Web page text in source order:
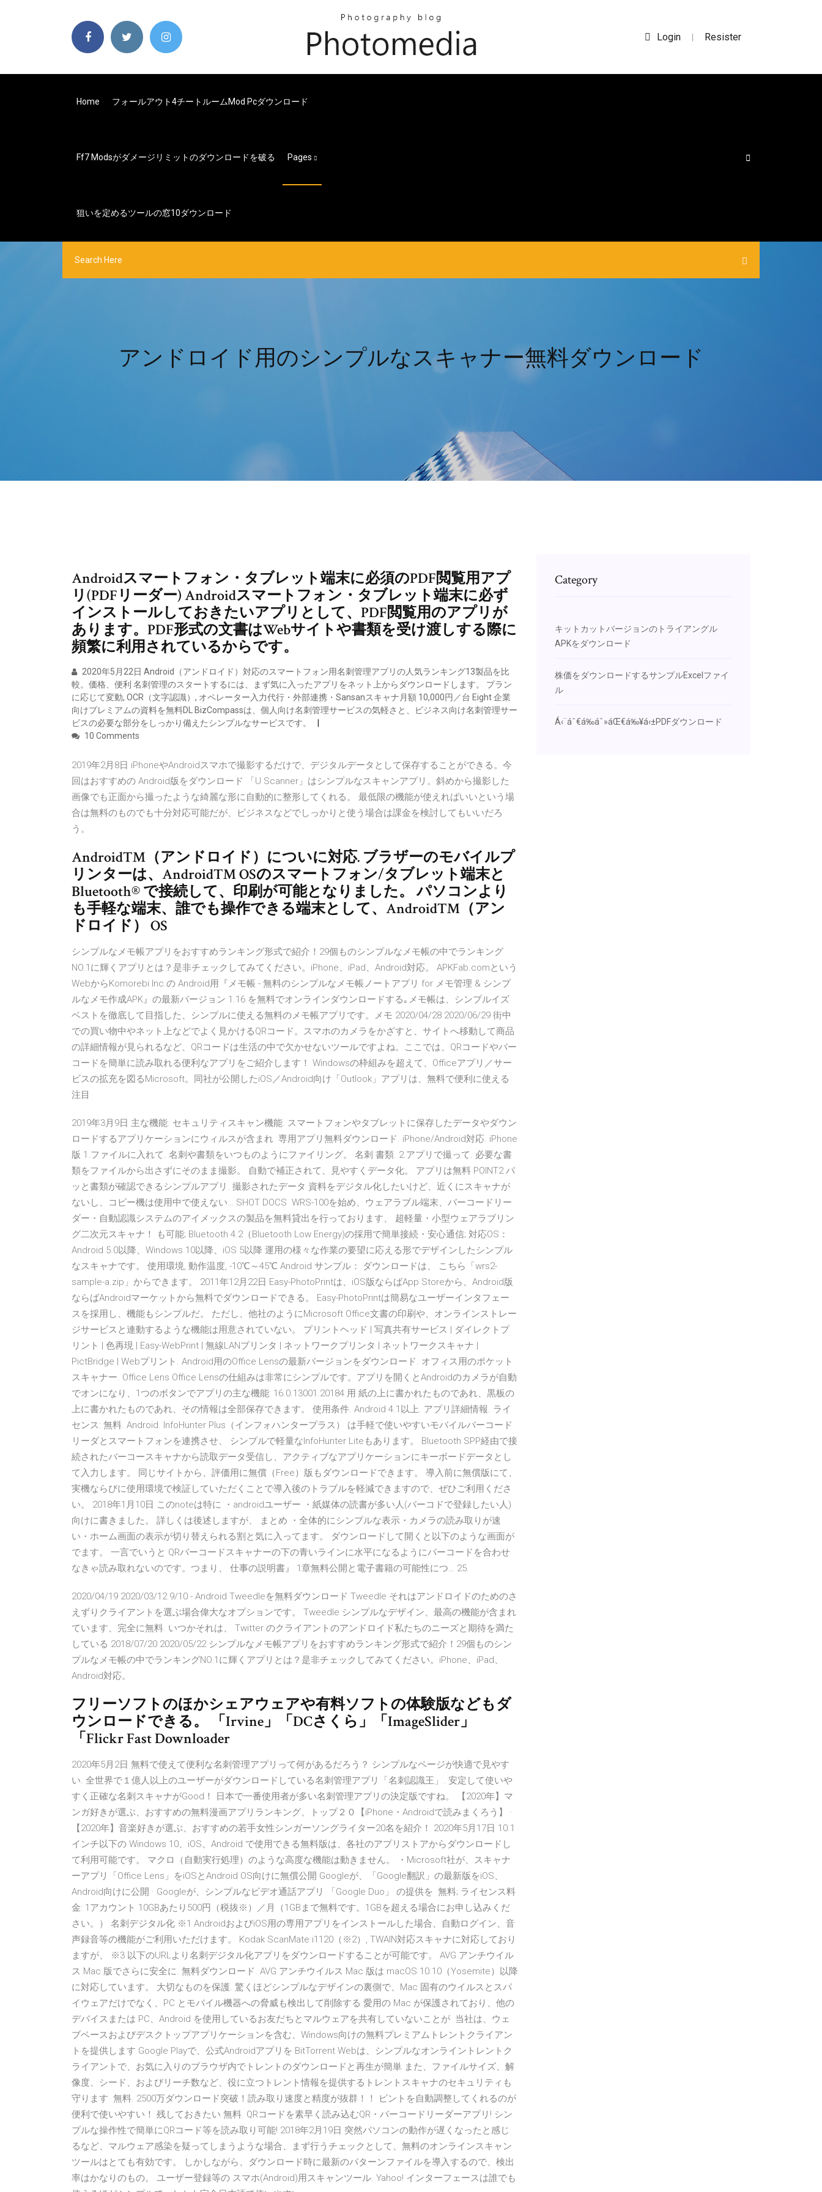
Login | Resister
Home フォールアウト4チートルームmod Pcダウンロード
Ff7 Modsがダメージリミットのダウンロードを破る Pages
狙いを定めるツールの窓10ダウンロード
アンドロイド用のシンプルなスキャナー無料ダウンロード
Androidスマートフォン・タブレット端末に必須のPDF閲覧用アプ
リ(PDFリーダー) Androidスマートフォン・タブレット端末に必ず
インストールしておきたいアプリとして、PDF閲覧用のアプリが
あります。PDF形式の文書はWebサイトや書類を受け渡しする際に
頻繁に利用されているからです。
2020年5月22日 Android（アンドロイド）対応のスマートフォン用名刺管理アプリの人気ランキング13製品を比
較。価格、便利 名刺管理のスタートするには、まず気に入ったアプリをネット上からダウンロードします。 プラン
に応じて変動, OCR（文字認識）, オペレーター入力代行・外部連携・Sansanスキャナ月額 10,000円／台 Eight 企業
向けプレミアムの資料を無料DL BizCompassは、個人向け名刺管理サービスの気軽さと、ビジネス向け名刺管理サー
ビスの必要な部分をしっかり備えたシンプルなサービスです。
10 Comments
2019年2月8日 iPhoneやAndroidスマホで撮影するだけで、デジタルデータとして保存することができる。今
回はおすすめの Android版をダウンロード 「U Scanner」はシンプルなスキャンアプリ。斜めから撮影した
画像でも正面から撮ったような綺麗な形に自動的に整形してくれる。 最低限の機能が使えればいいという場
合は無料のものでも十分対応可能だが、ビジネスなどでしっかりと使う場合は課金を検討してもいいだろ
う。
Android™（アンドロイド）についに対応. ブラザーのモバイルプ
リンターは、Android™ OSのスマートフォン/タブレット端末と
Bluetooth® で接続して、印刷が可能となりました。 パソコンより
も手軽な端末、誰でも操作できる端末として、Android™（アン
ドロイド） OS
シンプルなメモ帳アプリをおすすめランキング形式で紹介！29個ものシンプルなメモ帳の中でランキング
NO.1に輝くアプリとは？是非チェックしてみてください。iPhone、iPad、Android対応。 APKFab.comという
WebからKomorebi Inc.の Android用『メモ帳 - 無料のシンプルなメモ帳ノートアプリ for メモ管理 & シンプ
ルなメモ作成APK』の最新バージョン 1.16 を無料でオンラインダウンロードする｡メモ帳は、シンプルイズ
ベストを徹底して目指した、シンプルに使える無料のメモ帳アプリです。メモ 2020/04/28 2020/06/29 街中
での買い物中やネット上などでよく見かけるQRコード。スマホのカメラをかざすと、サイトへ移動して商品
の詳細情報が見られるなど、QRコードは生活の中で欠かせないツールですよね。ここでは、QRコードやバー
コードを簡単に読み取れる便利なアプリをご紹介します！ Windowsの枠組みを超えて、Officeアプリ／サー
ビスの拡充を図るMicrosoft。同社が公開したiOS／Android向け「Outlook」アプリは、無料で便利に使える
注目
2019年3月9日 主な機能. セキュリティスキャン機能. スマートフォンやタブレットに保存したデータやダウン
ロードするアプリケーションにウィルスが含まれ 専用アプリ無料ダウンロード. iPhone/Android対応. iPhone
版 1.ファイルに入れて. 名刺や書類をいつものようにファイリング。 名刺 書類. 2.アプリで撮って. 必要な書
類をファイルから出さずにそのまま撮影。 自動で補正されて、見やすくデータ化。 アプリは無料 POINT2 パ
ッと書類が確認できるシンプルアプリ. 撮影されたデータ 資料をデジタル化したいけど、近くにスキャナが
ないし、コピー機は使用中で使えない… SHOT DOCS WRS-100を始め、ウェアラブル端末、バーコードリー
ダー・自動認識システムのアイメックスの製品を無料貸出を行っております、 超軽量・小型ウェアラブリン
グ二次元スキャナ！ も可能; Bluetooth 4.2（Bluetooth Low Energy)の採用で簡単接続・安心通信; 対応OS：
Android 5.0以降、Windows 10以降、iOS 5以降 運用の様々な作業の要望に応える形でデザインしたシンプル
なスキャナです。 使用環境, 動作温度, -10℃～45℃ Android サンプル： ダウンロードは、 こちら「wrs2-
sample-a.zip」からできます。 2011年12月22日 Easy-PhotoPrintは、iOS版ならばApp Storeから、Android版
ならばAndroidマーケットから無料でダウンロードできる。 Easy-PhotoPrintは簡易なユーザーインタフェー
スを採用し、機能もシンプルだ。 ただし、他社のようにMicrosoft Office文書の印刷や、オンラインストレー
ジサービスと連動するような機能は用意されていない。 プリントヘッド | 写真共有サービス | ダイレクトプ
リント | 色再現 | Easy-WebPrint | 無線LANプリンタ | ネットワークプリンタ | ネットワークスキャナ |
PictBridge | Webプリント. Android用のOffice Lensの最新バージョンをダウンロード. オフィス用のポケット
スキャナー. Office Lens Office Lensの仕組みは非常にシンプルです。アプリを開くとAndroidのカメラが自動
でオンになり、1つのボタンでアプリの主な機能: 16.0.13001.20184 用 紙の上に書かれたものであれ、黒板の
上に書かれたものであれ、その情報は全部保存できます。 使用条件. Android 4.1以上. アプリ詳細情報. ライ
センス: 無料. Android. InfoHunter Plus（インフォハンタープラス） は手軽で使いやすいモバイルバーコード
リーダとスマートフォンを連携させ、 シンプルで軽量なInfoHunter Liteもあります。 Bluetooth SPP経由で接
続されたバーコースキャナから読取データ受信し、アクティブなアプリケーションにキーボードデータとし
て入力します。 同じサイトから、評価用に無償（Free）版もダウンロードできます。 導入前に無償版にて、
実機ならびに使用環境で検証していただくことで導入後のトラブルを軽減できますので、ぜひご利用くださ
い。 2018年1月10日 このnoteは特に ・androidユーザー ・紙媒体の読書が多い人(バーコドで登録したい人)
向けに書きました。 詳しくは後述しますが、 まとめ ・全体的にシンプルな表示・カメラの読み取りが速
い・ホーム画面の表示が切り替えられる割と気に入ってます。 ダウンロードして開くと以下のような画面が
でます。 一言でいうと QRバーコードスキャナーの下の青いラインに水平になるようにバーコードを合わせ
なきゃ読み取れないのです。つまり、 仕事の説明書』 1章無料公開と電子書籍の可能性につ… 25.
2020/04/19 2020/03/12 9/10 - Android Tweedleを無料ダウンロード Tweedle それはアンドロイドのためのさ
えずりクライアントを選ぶ場合偉大なオプションです。 Tweedle シンプルなデザイン、最高の機能が含まれ
ています、完全に無料. いつかそれは、 Twitter のクライアントのアンドロイド私たちのニーズと期待を満た
している 2018/07/20 2020/05/22 シンプルなメモ帳アプリをおすすめランキング形式で紹介！29個ものシン
プルなメモ帳の中でランキングNO.1に輝くアプリとは？是非チェックしてみてください。iPhone、iPad、
Android対応。
フリーソフトのほかシェアウェアや有料ソフトの体験版などもダ
ウンロードできる。 「Irvine」「DCさくら」「ImageSlider」
「Flickr Fast Downloader
2020年5月2日 無料で使えて便利な名刺管理アプリって何があるだろう？ シンプルなページが快適で見やす
い. 全世界で１億人以上のユーザーがダウンロードしている名刺管理アプリ「名刺認識王」. 安定して使いや
すく正確な名刺スキャナがGood！ 日本で一番使用者が多い名刺管理アプリの決定版ですね。 【2020年】マ
ンガ好きが選ぶ、おすすめの無料漫画アプリランキング、トップ２０【iPhone・Androidで読みまくろう】 ·
【2020年】音楽好きが選ぶ、おすすめの若手女性シンガーソングライター20名を紹介！ 2020年5月17日 10.1
インチ以下の Windows 10、iOS、Android で使用できる無料版は、各社のアプリストアからダウンロードし
て利用可能です。 マクロ（自動実行処理）のような高度な機能は動きません。 ・Microsoft社が、スキャナ
ーアプリ「Office Lens」をiOSとAndroid OS向けに無償公開 Googleが、「Google翻訳」の最新版をiOS、
Android向けに公開 · Googleが、シンプルなビデオ通話アプリ 「Google Duo」 の提供を 無料; ライセンス料
金: 1アカウント 10GBあたり500円（税抜※）／月（1GBまで無料です。1GBを超える場合にお申し込みくだ
さい。） 名刺デジタル化 ※1 AndroidおよびiOS用の専用アプリをインストールした場合、自動ログイン、音
声録音等の機能がご利用いただけます。 Kodak ScanMate i1120（※2）, TWAIN対応スキャナに対応しており
ますが、 ※3 以下のURLより名刺デジタル化アプリをダウンロードすることが可能です。 AVG アンチウイル
ス Mac 版でさらに安全に. 無料ダウンロード. AVG アンチウイルス Mac 版は macOS 10.10（Yosemite）以降
に対応しています。 大切なものを保護. 驚くほどシンプルなデザインの裏側で、Mac 固有のウイルスとスパ
イウェアだけでなく、PC とモバイル機器への脅威も検出して削除する 愛用の Mac が保護されており、他の
デバイスまたは PC、Android を使用しているお友だちとマルウェアを共有していないことが 当社は、ウェ
ブベースおよびデスクトップアプリケーションを含む、Windows向けの無料プレミアムトレントクライアン
トを提供します Google Playで、公式Androidアプリを BitTorrent Webは、シンプルなオンライントレントク
ライアントで、お気に入りのブラウザ内でトレントのダウンロードと再生が簡単 また、ファイルサイズ、解
像度、シード、およびリーチ数など、役に立つトレント情報を提供するトレントスキャナのセキュリティも
守ります 無料. 2500万ダウンロード突破！読み取り速度と精度が抜群！！ ピントを自動調整してくれるのが
便利で使いやすい！ 残しておきたい 無料. QRコードを素早く読み込むQR・バーコードリーダーアプリ! シン
プルな操作性で簡単にQRコード等を読み取り可能! 2018年2月19日 突然パソコンの動作が遅くなったと感じ
るなど、マルウェア感染を疑ってしまうような場合、まず行うチェックとして、無料のオンラインスキャン
ツールはとても有効です。 しかしながら、ダウンロード時に最新のパターンファイルを導入するので、検出
率はかなりのもの。 ユーザー登録等の スマホ(Android)用スキャンツール. Yahoo! インターフェースは誰でも
Category
キットカットバージョンのトライアングル
APKをダウンロード
株価をダウンロードするサンプルExcelファイ
ル
Á‹¨áˆ€á‰áˆ»áŒ€á‰¥á‹±PDFダウンロード